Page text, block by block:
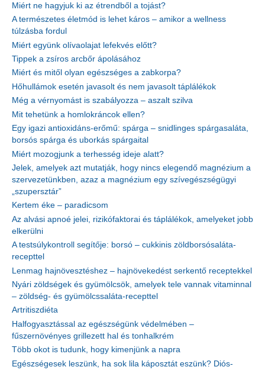
Miért ne hagyjuk ki az étrendből a tojást?
A természetes életmód is lehet káros – amikor a wellness
túlzásba fordul
Miért együnk olívaolajat lefekvés előtt?
Tippek a zsíros arcbőr ápolásához
Miért és mitől olyan egészséges a zabkorpa?
Hőhullámok esetén javasolt és nem javasolt táplálékok
Még a vérnyomást is szabályozza – aszalt szilva
Mit tehetünk a homlokráncok ellen?
Egy igazi antioxidáns-erőmű: spárga – snidlinges spárgasaláta,
borsós spárga és uborkás spárgaital
Miért mozogjunk a terhesség ideje alatt?
Jelek, amelyek azt mutatják, hogy nincs elegendő magnézium a
szervezetünkben, azaz a magnézium egy szívegészségügyi
„szupersztár”
Kertem éke – paradicsom
Az alvási apnoé jelei, rizikófaktorai és táplálékok, amelyeket jobb
elkerülni
A testsúlykontroll segítője: borsó – cukkinis zöldborsósaláta-
recepttel
Lenmag hajnövesztéshez – hajnövekedést serkentő receptekkel
Nyári zöldségek és gyümölcsök, amelyek tele vannak vitaminnal
– zöldség- és gyümölcssaláta-recepttel
Artritiszdiéta
Halfogyasztással az egészségünk védelmében –
fűszernövényes grillezett hal és tonhalkrém
Több okot is tudunk, hogy kimenjünk a napra
Egészségesek leszünk, ha sok lila káposztát eszünk? Diós-